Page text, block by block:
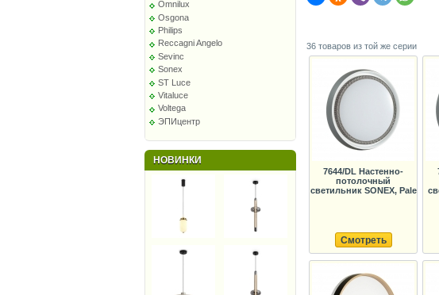
Omnilux
Osgona
Philips
Reccagni Angelo
Sevinc
Sonex
ST Luce
Vitaluce
Voltega
ЭПИцентр
НОВИНКИ
36 товаров из той же серии
7644/DL Настенно-
потолочный
светильник SONEX, Pale
Смотреть